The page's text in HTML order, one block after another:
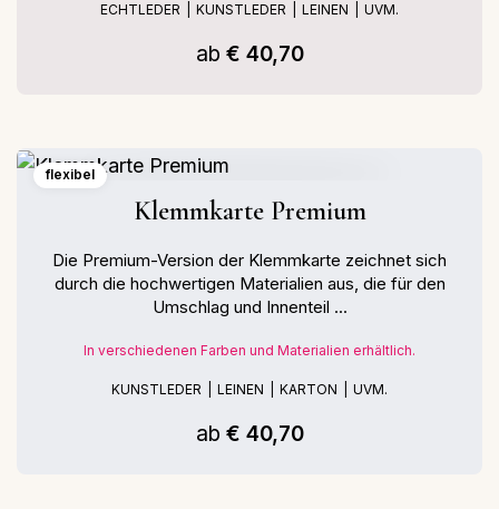
ECHTLEDER KUNSTLEDER LEINEN UVM.
ab € 40,70
flexibel
Klemmkarte Premium
Die Premium-Version der Klemmkarte zeichnet sich
durch die hochwertigen Materialien aus, die für den
Umschlag und Innenteil ...
In verschiedenen Farben und Materialien erhältlich.
KUNSTLEDER LEINEN KARTON UVM.
ab € 40,70